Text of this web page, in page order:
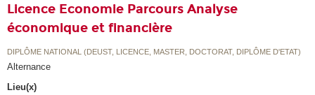
Licence Economie Parcours Analyse
économique et financière
DIPLÔME NATIONAL (DEUST, LICENCE, MASTER, DOCTORAT, DIPLÔME D'ETAT)
Alternance
Lieu(x)